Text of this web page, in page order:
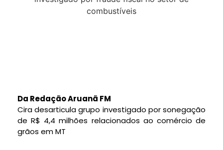
Da Redação Aruanã FM
Cira desarticula grupo investigado por sonegação
de R$ 4,4 milhões relacionados ao comércio de
grãos em MT